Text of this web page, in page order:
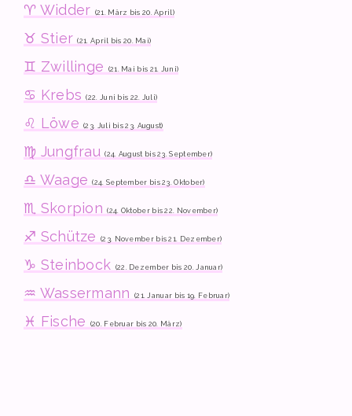
♈ Widder (21. März bis 20. April)
♉ Stier(21. April bis 20. Mai)
♊ Zwillinge (21. Mai bis 21. Juni)
♋ Krebs(22. Juni bis 22. Juli)
♌ Löwe(23. Juli bis 23. August)
♍ Jungfrau(24. August bis 23. September)
♎ Waage(24. September bis 23. Oktober)
♏ Skorpion(24. Oktober bis 22. November)
♐ Schütze (23. November bis 21. Dezember)
♑ Steinbock (22. Dezember bis 20. Januar)
♒ Wassermann (21. Januar bis 19. Februar)
♓ Fische (20. Februar bis 20. März)